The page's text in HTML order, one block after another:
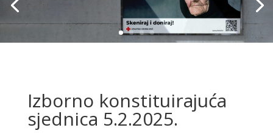
Izborno konstituirajuća
sjednica 5.2.2025.